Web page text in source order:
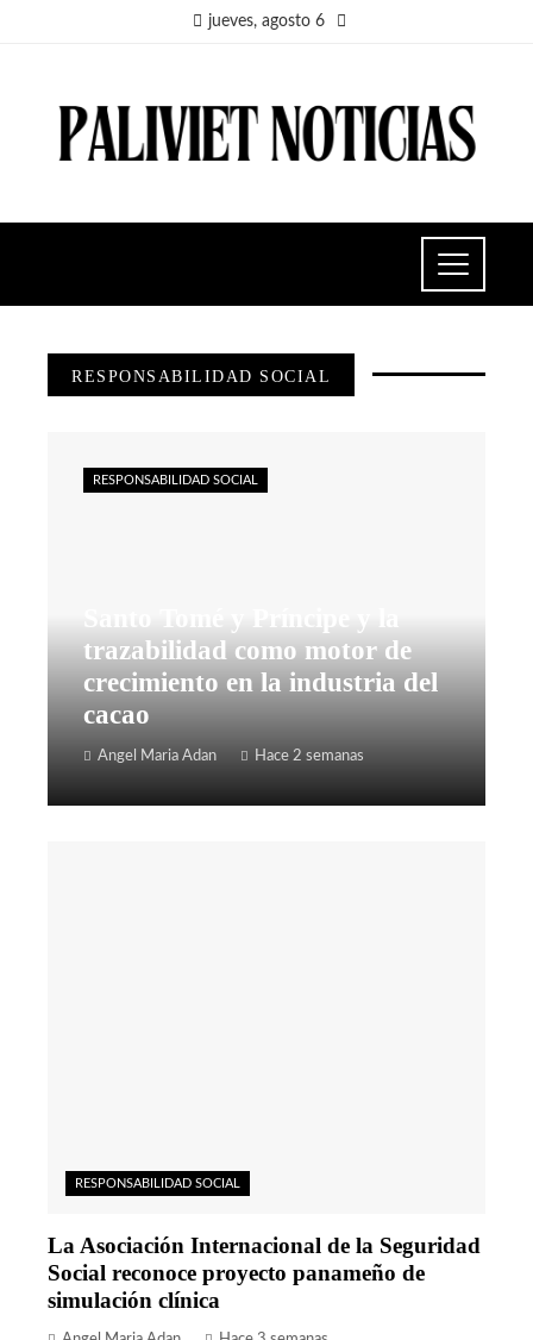
jueves, agosto 6
RESPONSABILIDAD SOCIAL
trazabilidad como motor de
crecimiento en la industria del
cacao
Angel Maria Adan Hace 2 semanas
RESPONSABILIDAD SOCIAL
RESPONSABILIDAD SOCIAL
La Asociación Internacional de la Seguridad
Social reconoce proyecto panameño de
simulación clínica